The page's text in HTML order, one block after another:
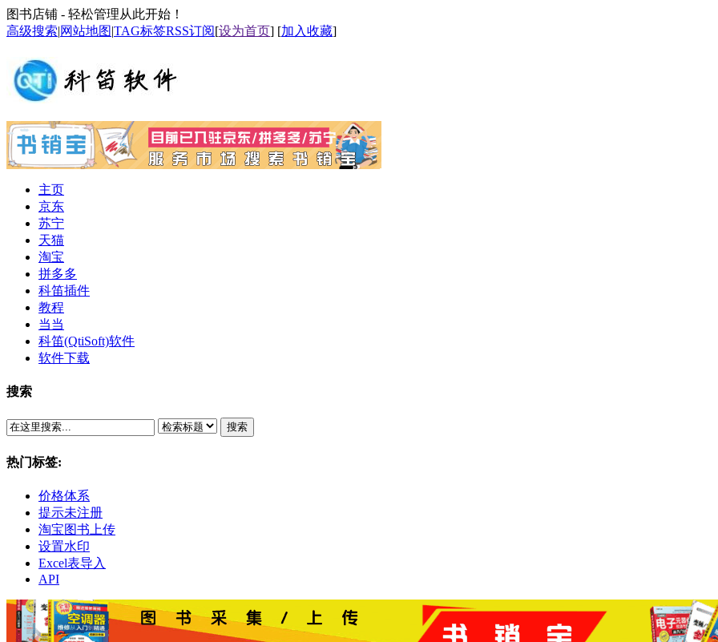
图书店铺 - 轻松管理从此开始！
高级搜索|网站地图|TAG标签RSS订阅[设为首页] [加入收藏]
主页
京东
苏宁
天猫
淘宝
拼多多
科笛插件
教程
当当
科笛(QtiSoft)软件
软件下载
搜索
搜索
热门标签:
价格体系
提示未注册
淘宝图书上传
设置水印
Excel表导入
API